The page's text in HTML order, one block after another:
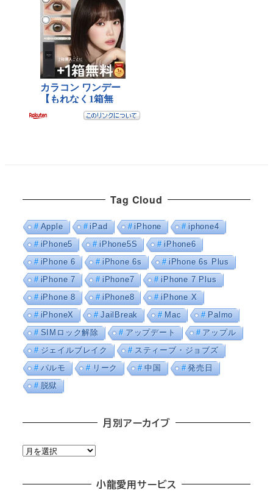
Tag Cloud
Apple iPad iPhone
iphone4
iPhone5
iPhone5S
iPhone6
iPhone 6
iPhone 6s
iPhone 6s Plus
iPhone 7
iPhone7
iPhone 7 Plus
iPhone 8
iPhone8
iPhone X
iPhoneX
JailBreak Mac
Palmo
SIMロック解除
アップデート
アップル
ジェイルブレイク
スティーブ・ジョブズ
パルモ
リーク 中国
発売日
脱獄
月別アーカイブ
月
小龍愛用サービス